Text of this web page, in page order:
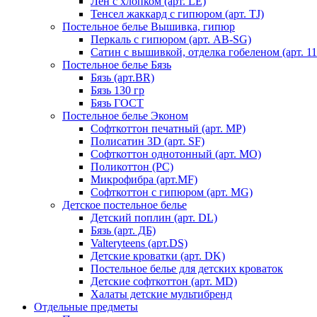
Тенсел жаккард с гипюром (арт. TJ)
Постельное белье Вышивка, гипюр
Перкаль с гипюром (арт. AB-SG)
Сатин с вышивкой, отделка гобеленом (арт.
Постельное белье Бязь
Бязь (арт.BR)
Бязь 130 гр
Бязь ГОСТ
Постельное белье Эконом
Софткоттон печатный (арт. MР)
Полисатин 3D (арт. SF)
Софткоттон однотонный (арт. MO)
Поликоттон (PC)
Микрофибра (арт.MF)
Софткоттон с гипюром (арт. MG)
Детское постельное белье
Детский поплин (арт. DL)
Бязь (арт. ДБ)
Valteryteens (арт.DS)
Детские кроватки (арт. DK)
Постельное белье для детских кроваток
Детские софткоттон (арт. MD)
Халаты детские мультибренд
Отдельные предметы